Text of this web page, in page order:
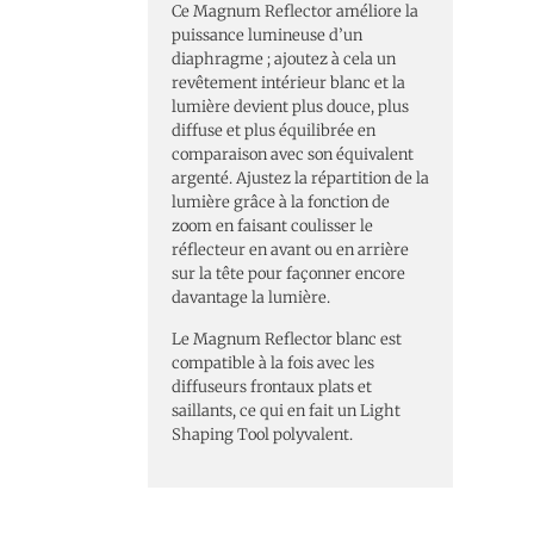
Ce Magnum Reflector améliore la
puissance lumineuse d’un
diaphragme ; ajoutez à cela un
revêtement intérieur blanc et la
lumière devient plus douce, plus
diffuse et plus équilibrée en
comparaison avec son équivalent
argenté. Ajustez la répartition de la
lumière grâce à la fonction de
zoom en faisant coulisser le
réflecteur en avant ou en arrière
sur la tête pour façonner encore
davantage la lumière.
Le Magnum Reflector blanc est
compatible à la fois avec les
diffuseurs frontaux plats et
saillants, ce qui en fait un Light
Shaping Tool polyvalent.